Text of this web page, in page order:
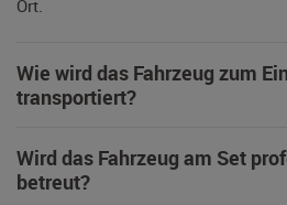
Ort.
Wie wird das Fahrzeug zum
transportiert?
Wird das Fahrzeug am Set
betreut?